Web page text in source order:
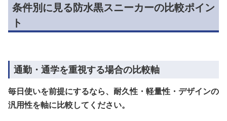
条件別に見る防水黒スニーカーの比較ポイン
ト
通勤・通学を重視する場合の比較軸
毎日使いを前提にするなら、耐久性・軽量性・デザインの
汎用性を軸に比較してください。